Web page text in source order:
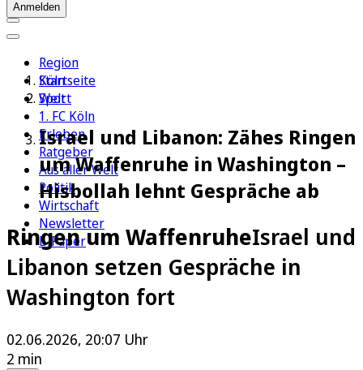
Anmelden
Region
Köln
Sport
1. FC Köln
Erleben
Ratgeber
Aus aller Welt
Politik
Wirtschaft
Newsletter
E-Paper
Startseite
Welt
Israel und Libanon: Zähes Ringen
um Waffenruhe in Washington –
Hisbollah lehnt Gespräche ab
Ringen um WaffenruheIsrael und
Libanon setzen Gespräche in
Washington fort
02.06.2026, 20:07 Uhr
2 min